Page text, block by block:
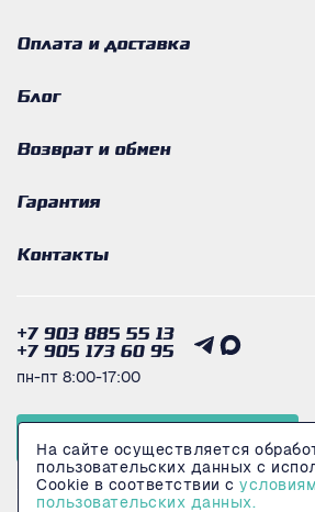
Оплата и доставка
Блог
Возврат и обмен
Гарантия
Контакты
+7 903 885 55 13
+7 905 173 60 95
пн-пт 8:00-17:00
Получить консультацию
На сайте осуществляется
пользовательских данных с
Cookie в соответствии с
пользовательских данных.